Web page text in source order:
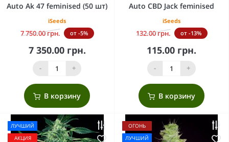
Auto Ak 47 feminised (50 шт)
iSeeds
7 750.00 грн. от -5%
7 350.00 грн.
- +
В корзину
Auto CBD Jack feminised
iSeeds
132.00 грн. от -13%
115.00 грн.
- +
В корзину
ЛУЧШИЙ
АКЦИЯ
ОГОНЬ
ЛУЧШИЙ